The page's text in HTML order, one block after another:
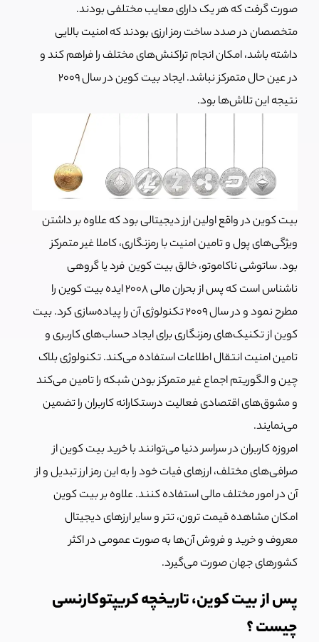
صورت گرفت که هر یک دارای معایب مختلفی بودند.
متخصصان در صدد ساخت رمز ارزی بودند که امنیت بالایی
داشته باشد، امکان انجام تراکنش‌های مختلف را فراهم کند و
در عین حال متمرکز نباشد. ایجاد بیت کوین در سال2009
نتیجه این تلاش‌ها بود.
بیت کوین در واقع اولین ارز دیجیتالی بود که علاوه بر داشتن
ویژگی‌های پول و تامین امنیت با رمزنگاری، کاملا غیر متمرکز
بود. ساتوشی ناکاموتو، خالق بیت کوین فرد یا گروهی
ناشناس است که پس از بحران مالی 2008 ایده بیت کوین را
مطرح نمود و در سال2009تکنولوژی آن را پیاده‌سازی کرد.بیت
کوین از تکنیک‌های رمزنگاری برای ایجاد حساب‌های کاربری و
تامین امنیت انتقال اطلاعات استفاده می‌کند. تکنولوژی بلاک
چین و الگوریتم اجماع غیر متمرکز بودن شبکه را تامین می‌کند
و مشوق‌های اقتصادی فعالیت درستکارانه کاربران را تضمین
می‌نمایند.
امروزه کاربران در سراسر دنیا می‌توانند با خرید بیت کوین از
صرافی‌های مختلف، ارزهای فیات خود را به این رمز ارز تبدیل و از
آن در امور مختلف مالی استفاده کنند. علاوه بر بیت کوین
امکان مشاهده قیمت ترون، تتر و سایر ارزهای دیجیتال
معروف و خرید و فروش آن‌ها به صورت عمومی در اکثر
کشورهای جهان صورت می‌گیرد.
پس از بیت کوین، تاریخچه کریپتوکارنسی
چیست ؟